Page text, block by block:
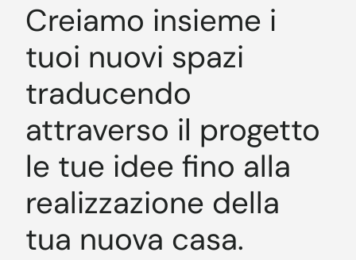
Creiamo insieme i
tuoi nuovi spazi
traducendo
attraverso il progetto
le tue idee fino alla
realizzazione della
tua nuova casa.